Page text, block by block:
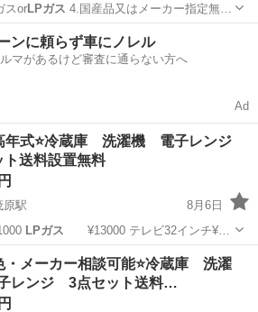
スorLPガス 4.国産品又はメーカー指定無…
ン家電 階段
ンに頼らず車にノレル
マがあるけど審査に通らない方へ
Ad
年式⭐️冷蔵庫 洗濯機 電子レンジ
ト送料設置無料
原駅
8月6日
LPガス ¥13000 テレビ32インチ¥…
キッチン家電 商品
・メーカー相談可能⭐️冷蔵庫 洗濯
レンジ 3点セット送料…